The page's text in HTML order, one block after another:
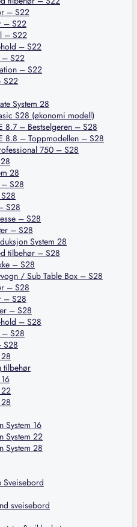
– S22
– S22
– S22
– S22
– S22
– S22
S22
System 28
S28 (økonomi modell)
8.7 – Bestselgeren – S28
8.8 – Toppmodellen – S28
750 – S28
28
S28
S28
– S28
– S28
System 28
tilbehør – S28
– S28
/ Sub Table Box – S28
– S28
– S28
– S28
– S28
– S28
S28
tilbehør
System 16
System 22
System 28
Sveisebord
sveisebord